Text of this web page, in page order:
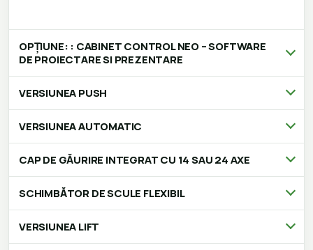
OPȚIUNE: : CABINET CONTROL NEO – SOFTWARE
DE PROIECTARE SI PREZENTARE
VERSIUNEA PUSH
VERSIUNEA AUTOMATIC
CAP DE GĂURIRE INTEGRAT CU 14 SAU 24 AXE
SCHIMBĂTOR DE SCULE FLEXIBIL
VERSIUNEA LIFT